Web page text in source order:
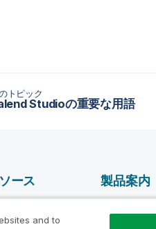
トピック
Studioの重要な用語
ース
Developer
製品案内
品質
and to